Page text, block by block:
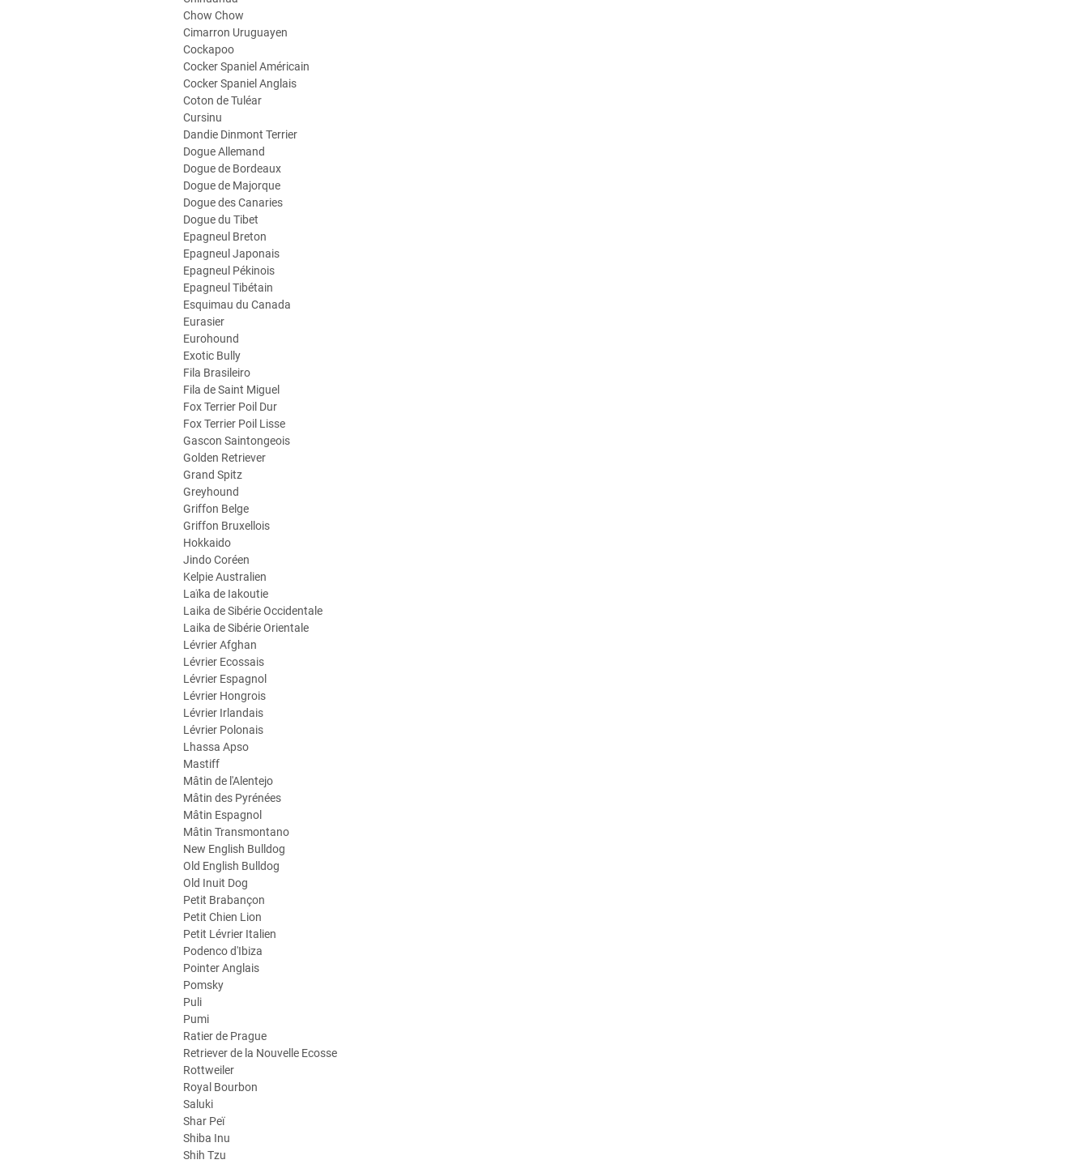
Chow Chow
Cimarron Uruguayen
Cockapoo
Cocker Spaniel Américain
Cocker Spaniel Anglais
Coton de Tuléar
Cursinu
Dandie Dinmont Terrier
Dogue Allemand
Dogue de Bordeaux
Dogue de Majorque
Dogue des Canaries
Dogue du Tibet
Epagneul Breton
Epagneul Japonais
Epagneul Pékinois
Epagneul Tibétain
Esquimau du Canada
Eurasier
Eurohound
Exotic Bully
Fila Brasileiro
Fila de Saint Miguel
Fox Terrier Poil Dur
Fox Terrier Poil Lisse
Gascon Saintongeois
Golden Retriever
Grand Spitz
Greyhound
Griffon Belge
Griffon Bruxellois
Hokkaido
Jindo Coréen
Kelpie Australien
Laïka de Iakoutie
Laika de Sibérie Occidentale
Laika de Sibérie Orientale
Lévrier Afghan
Lévrier Ecossais
Lévrier Espagnol
Lévrier Hongrois
Lévrier Irlandais
Lévrier Polonais
Lhassa Apso
Mastiff
Mâtin de l'Alentejo
Mâtin des Pyrénées
Mâtin Espagnol
Mâtin Transmontano
New English Bulldog
Old English Bulldog
Old Inuit Dog
Petit Brabançon
Petit Chien Lion
Petit Lévrier Italien
Podenco d'Ibiza
Pointer Anglais
Pomsky
Puli
Pumi
Ratier de Prague
Retriever de la Nouvelle Ecosse
Rottweiler
Royal Bourbon
Saluki
Shar Peï
Shiba Inu
Shih Tzu